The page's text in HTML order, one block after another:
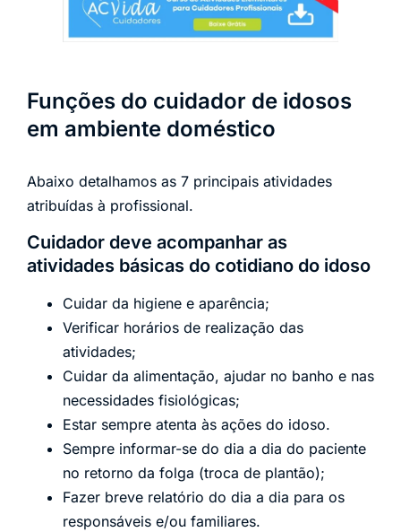
Funções do cuidador de idosos
em ambiente doméstico
Abaixo detalhamos as 7 principais atividades
atribuídas à profissional.
Cuidador deve acompanhar as
atividades básicas do cotidiano do idoso
Cuidar da higiene e aparência;
Verificar horários de realização das
atividades;
Cuidar da alimentação, ajudar no banho e nas
necessidades fisiológicas;
Estar sempre atenta às ações do idoso.
Sempre informar-se do dia a dia do paciente
no retorno da folga (troca de plantão);
Fazer breve relatório do dia a dia para os
responsáveis e/ou familiares.